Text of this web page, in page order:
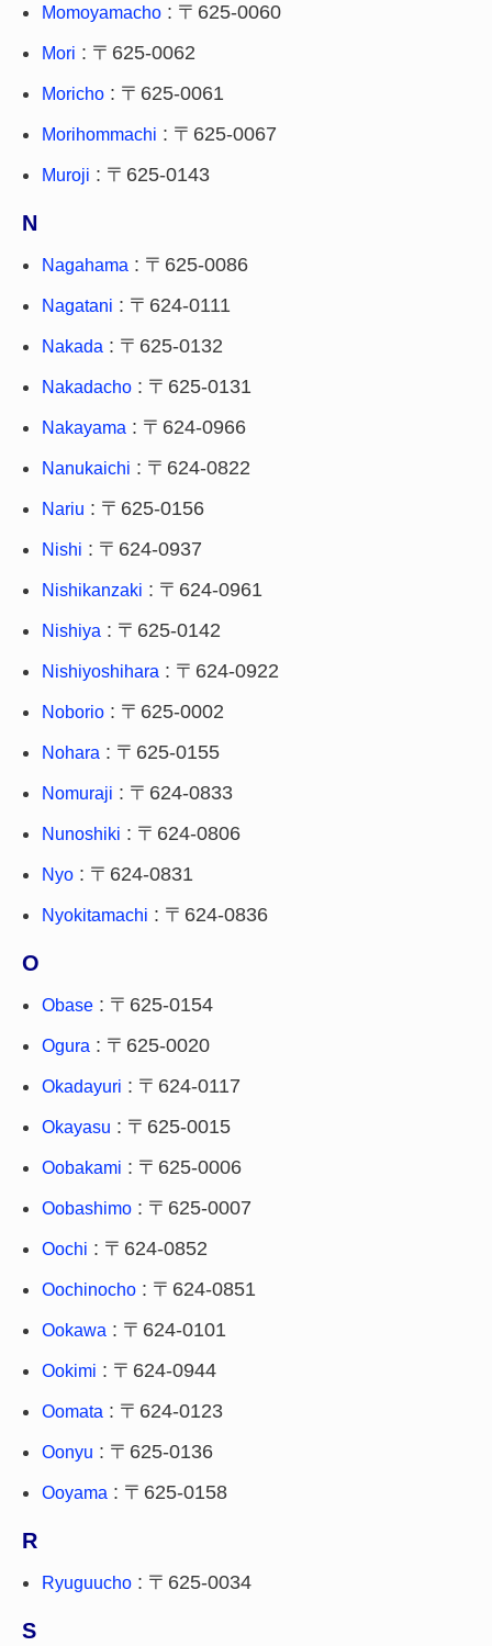
Momoyamacho : 〒625-0060
Mori : 〒625-0062
Moricho : 〒625-0061
Morihommachi : 〒625-0067
Muroji : 〒625-0143
N
Nagahama : 〒625-0086
Nagatani : 〒624-0111
Nakada : 〒625-0132
Nakadacho : 〒625-0131
Nakayama : 〒624-0966
Nanukaichi : 〒624-0822
Nariu : 〒625-0156
Nishi : 〒624-0937
Nishikanzaki : 〒624-0961
Nishiya : 〒625-0142
Nishiyoshihara : 〒624-0922
Noborio : 〒625-0002
Nohara : 〒625-0155
Nomuraji : 〒624-0833
Nunoshiki : 〒624-0806
Nyo : 〒624-0831
Nyokitamachi : 〒624-0836
O
Obase : 〒625-0154
Ogura : 〒625-0020
Okadayuri : 〒624-0117
Okayasu : 〒625-0015
Oobakami : 〒625-0006
Oobashimo : 〒625-0007
Oochi : 〒624-0852
Oochinocho : 〒624-0851
Ookawa : 〒624-0101
Ookimi : 〒624-0944
Oomata : 〒624-0123
Oonyu : 〒625-0136
Ooyama : 〒625-0158
R
Ryuguucho : 〒625-0034
S